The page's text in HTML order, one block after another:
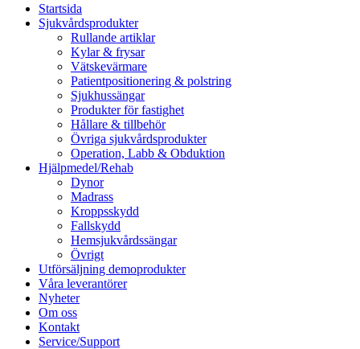
Startsida
Sjukvårdsprodukter
Rullande artiklar
Kylar & frysar
Vätskevärmare
Patientpositionering & polstring
Sjukhussängar
Produkter för fastighet
Hållare & tillbehör
Övriga sjukvårdsprodukter
Operation, Labb & Obduktion
Hjälpmedel/Rehab
Dynor
Madrass
Kroppsskydd
Fallskydd
Hemsjukvårdssängar
Övrigt
Utförsäljning demoprodukter
Våra leverantörer
Nyheter
Om oss
Kontakt
Service/Support